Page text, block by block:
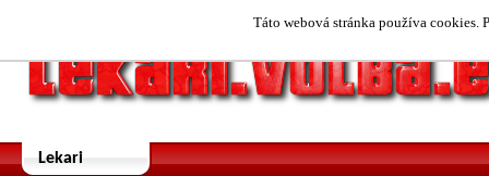
Táto webová stránka používa cookies.
Lekari